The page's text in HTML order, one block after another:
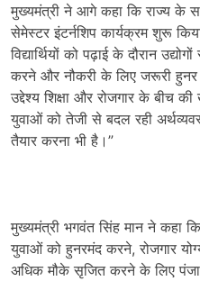
मुख्यमंत्री ने आगे कहा कि राज्य के
सेमेस्टर इंटर्नशिप कार्यक्रम शुरू
विद्यार्थियों को पढ़ाई के दौरान
करने और नौकरी के लिए जरूरी हुनर
उद्देश्य शिक्षा और रोजगार के बीच
युवाओं को तेजी से बदल रही
तैयार करना भी है।”
मुख्यमंत्री भगवंत सिंह मान ने कहा
युवाओं को हुनरमंद करने, रोजगार
अधिक मौके सृजित करने के लिए पंजाब